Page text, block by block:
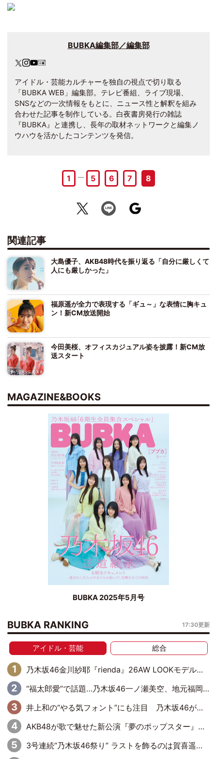
BUBKA編集部／編集部
アイドル・芸能カルチャーを独自の視点で切り取る
「BUBKA WEB」編集部。テレビ番組、ライブ現場、
SNSなどの一次情報をもとに、ニュース性と解釈を組み
合わせた記事を制作している。白夜書房発行の雑誌
『BUBKA』と連携し、長年の取材ネットワークと編集ノ
ウハウを活かしたコンテンツを発信。
1 … 5 6 7 8
関連記事
大島優子、AKB48時代を振り返る「自分に厳しくて
人にも厳しかった」
福原遥が全力で表現する「ギュ～」な表情に胸キュ
ン！新CM放送開始
今田美桜、オフィスカジュアル姿を披露！新CM放
送スタート
MAGAZINE&BOOKS
BUBKA 2025年5月号
BUBKA RANKING 17:30更新
アイドル・芸能 総合
乃木坂46金川紗耶『rienda』26AW LOOKモデルに就任
“福太郎愛”で話題…乃木坂46一ノ瀬美空、地元福岡『めんべい25周年トップサポーター』に就任
井上和の“やる気フォント”にも注目 乃木坂46が挑んだ書道パフォーマンスの舞台裏
AKB48が歌で魅せた新公演『夢のポップスター』 初日から全身全霊のステージ
3号連続“乃木坂46祭り” ラストを飾るのは賀喜遥香…5年ぶりの登場に「5年分大人になった私を見ていただけたら」